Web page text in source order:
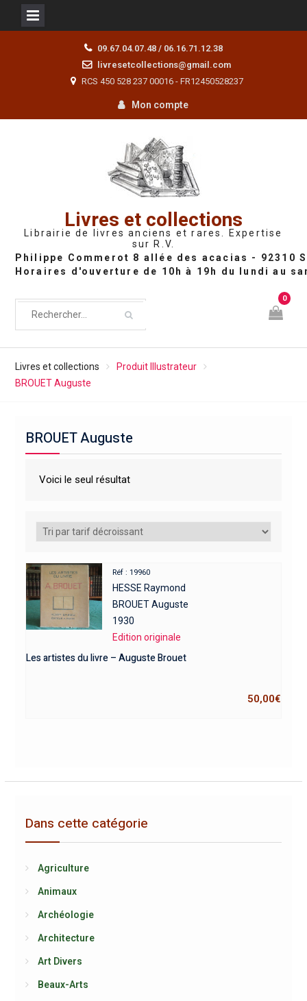
09.67.04.07.48 / 06.16.71.12.38
livresetcollections@gmail.com
RCS 450 528 237 00016 - FR12450528237
Mon compte
Livres et collections
Librairie de livres anciens et rares. Expertise
sur R.V.
0
Livres et collections
Produit Illustrateur
BROUET Auguste
BROUET Auguste
Voici le seul résultat
Réf : 19960
HESSE Raymond
BROUET Auguste
1930
Edition originale
Les artistes du livre – Auguste Brouet
50,00€
Dans cette catégorie
Agriculture
Animaux
Archéologie
Architecture
Art Divers
Beaux-Arts